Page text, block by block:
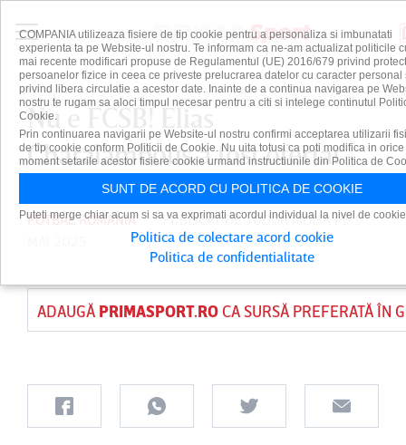
Nu e FCSB! Elias
Charalambous a fost ofertat
FOTBAL ROMANIA PUBLICAT DETUDOR MOISAPE 9
ADAUGĂ PRIMASPORT.ROCA SURSĂ PREFERATĂ ÎN
COMPANIA utilizeaza fisiere de tip cookie pentru a personaliza si imbunatati
experienta ta pe Website-ul nostru. Te informam ca ne-am actualizat politicile
mai recente modificari propuse de Regulamentul (UE) 2016/679 privind
persoanelor fizice in ceea ce priveste prelucrarea datelor cu caracter personal
privind libera circulatie a acestor date. Inainte de a continua navigarea pe
nostru te rugam sa aloci timpul necesar pentru a citi si intelege continutul
Cookie.
Prin continuarea navigarii pe Website-ul nostru confirmi acceptarea utilizarii
de tip cookie conform Politicii de Cookie. Nu uita totusi ca poti modifica in orice
moment setarile acestor fisiere cookie urmand instructiunile din Politica de
SUNT DE ACORD CU POLITICA DE COOKIE
Puteti merge chiar acum si sa va exprimati acordul individual la nivel de
Politica de colectare acord cookie
Politica de confidentialitate